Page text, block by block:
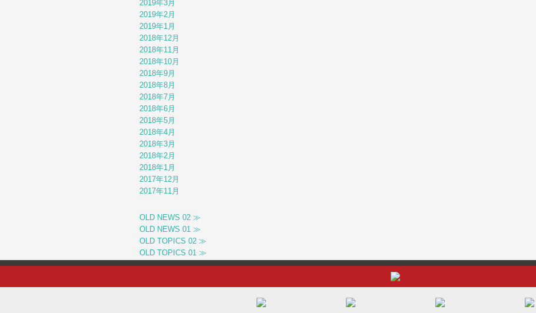
2019年3月
2019年2月
2019年1月
2018年12月
2018年11月
2018年10月
2018年9月
2018年8月
2018年7月
2018年6月
2018年5月
2018年4月
2018年3月
2018年2月
2018年1月
2017年12月
2017年11月
OLD NEWS 02 ≫
OLD NEWS 01 ≫
OLD TOPICS 02 ≫
OLD TOPICS 01 ≫